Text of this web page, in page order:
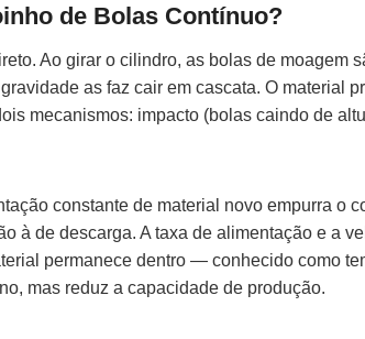
de Bolas Contínuo?
Ao girar o cilindro, as bolas de moagem
as faz cair em cascata. O material
mecanismos: impacto (bolas caindo de
constante de material novo empurra o
à de descarga. A taxa de alimentação e a
permanece dentro — conhecido como
mas reduz a capacidade de produção.